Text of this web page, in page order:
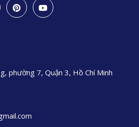
phường 7, Quận 3, Hồ Chí Minh